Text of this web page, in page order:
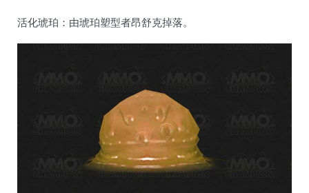
活化琥珀：由琥珀塑型者昂舒克掉落。